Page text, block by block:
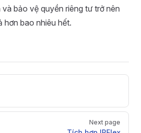
bảo vệ quyền riêng tư trở nên
hơn bao nhiêu hết.
Next page